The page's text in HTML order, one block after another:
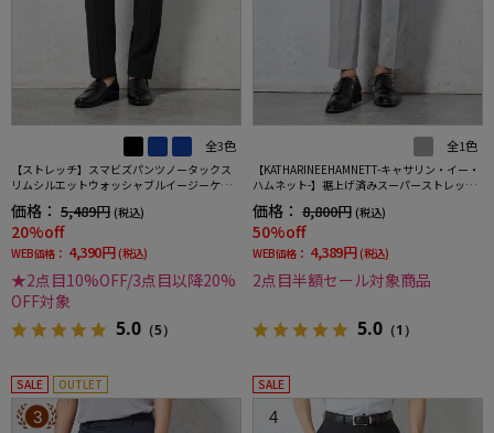
全3色
【ストレッチ】スマビズパンツノータックス
リムシルエットウォッシャブルイージーケア
価格： 5,489円 (税込)
20%off
WEB価格： 4,390円 (税込)
★2点目10%OFF/3点目以降20%
OFF対象
5.0 （5）
全1色
【KATHARINEEHAMNETT-キャサリン・イー・
ハムネット-】裾上げ済みスーパーストレッチ
無地
価格： 8,800円 (税込)
50%off
WEB価格： 4,389円 (税込)
2点目半額セール対象商品
5.0 （1）
SALE OUTLET
3
SALE
4